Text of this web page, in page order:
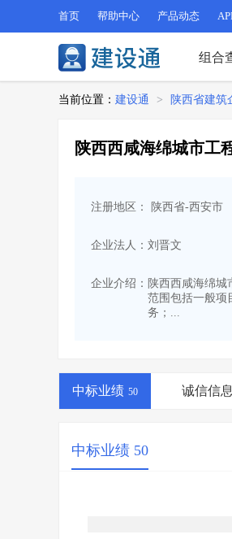
首页 帮助中心 产品动态
分项查询（VIP）
查资质
>
查荣誉 >
招标信息>
组合
查荣誉>
招标信息>
行业 / 地区专查
组合查询-广州
当前位置： 建设通 > 陕西省建筑
陕西西咸海绵城市工
注册地区： 陕西省-西安市
企业法人：刘晋文
企业介绍： 陕西西咸海绵城
范围包括一般项
务；...
中标业绩 50 诚信信息
中标业绩 50